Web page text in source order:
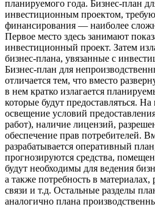
планируемого года. Бизнес-план
инвестиционным проектом,
финансирования — наиболее
Первое место здесь занимают
инвестиционный проект. Затем
бизнес-плана, увязанные с
Бизнес-план для
отличается тем, что вместо
в нем кратко излагается
которые будут предоставляться.
освещение условий
работ), наличие лицензий,
обеспечение прав потребителей.
разрабатывается оперативный
прогнозируются средства,
будут необходимы для ведения
а также потребность в материалах,
связи и т.д. Остальные разделы
аналогично плана